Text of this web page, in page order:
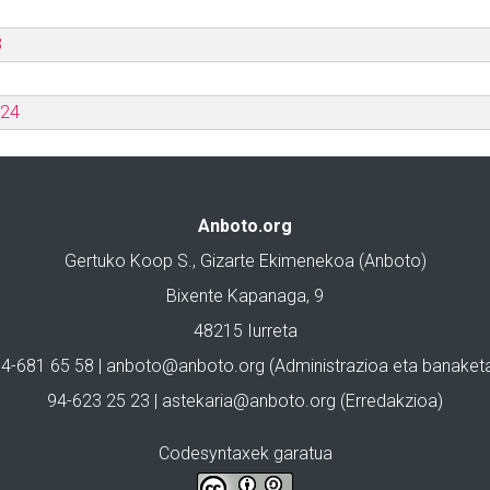
Anboto.org
Gertuko Koop S., Gizarte Ekimenekoa (Anboto)
Bixente Kapanaga, 9
48215 Iurreta
681 65 58 | anboto@anboto.org (Administrazioa eta
94-623 25 23 | astekaria@anboto.org (Erredakzioa)
Codesyntaxek garatua